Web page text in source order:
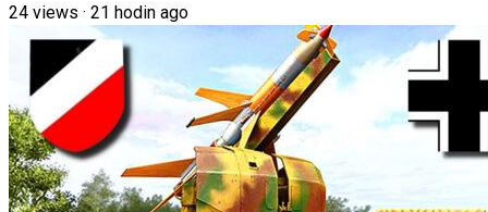
24 views · 21 hodin ago